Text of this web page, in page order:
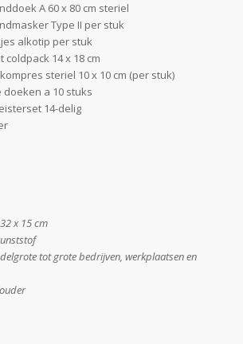
A 60 x 80 cm steriel
Type II per stuk
alkotip per stuk
coldpack 14 x 18 cm
steriel 10 x 10 cm (per stuk)
doeken a 10 stuks
14-delig
x 15 cm
tot grote bedrijven, werkplaatsen en